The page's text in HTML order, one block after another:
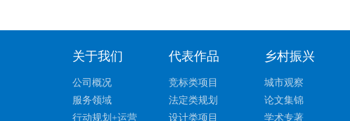
关于我们
公司概况
服务领域
行动规划+运营
代表作品
竞标类项目
法定类规划
设计类项目
乡村振兴
城市观察
论文集锦
学术专著